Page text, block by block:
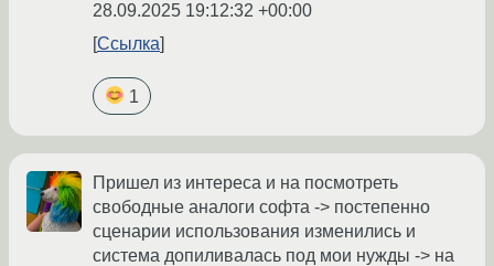
28.09.2025 19:12:32 +00:00
Ссылка
1
Пришел из интереса и на посмотреть
свободные аналоги софта -> постепенно
сценарии использования изменились и
система допиливалась под мои нужды -> на